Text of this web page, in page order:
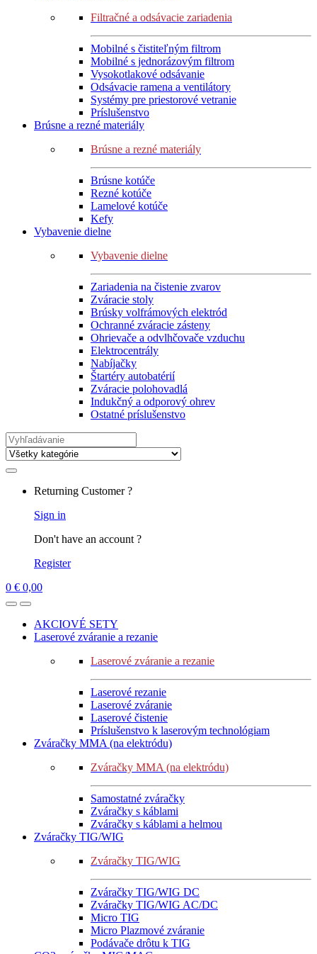
Filtračné a odsávacie zariadenia
Mobilné s čistiteľným filtrom
Mobilné s jednorázovým filtrom
Vysokotlakové odsávanie
Odsávacie ramena a ventilátory
Systémy pre priestorové vetranie
Príslušenstvo
Brúsne a rezné materiály
Brúsne a rezné materiály
Brúsne kotúče
Rezné kotúče
Lamelové kotúče
Kefy
Vybavenie dielne
Vybavenie dielne
Zariadenia na čistenie zvarov
Zváracie stoly
Brúsky volfrámových elektród
Ochranné zváracie zásteny
Ohrievače a odvlhčovače vzduchu
Elektrocentrály
Nabíjačky
Štartéry autobatérií
Zváracie polohovadlá
Indukčný a odporový ohrev
Ostatné príslušenstvo
Search
for:
Returning Customer ?
Sign in
Don't have an account ?
Register
0 € 0,00
AKCIOVÉ SETY
Laserové zváranie a rezanie
Laserové zváranie a rezanie
Laserové rezanie
Laserové zváranie
Laserové čistenie
Príslušenstvo k laserovým technológiam
Zváračky MMA (na elektródu)
Zváračky MMA (na elektródu)
Samostatné zváračky
Zváračky s káblami
Zváračky s káblami a helmou
Zváračky TIG/WIG
Zváračky TIG/WIG
Zváračky TIG/WIG DC
Zváračky TIG/WIG AC/DC
Micro TIG
Micro Plazmové zváranie
Podávače drôtu k TIG